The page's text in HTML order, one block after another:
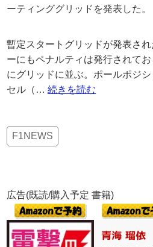
ーティンググリッドを発表した。
暫定スタートグリッドが発表さ
ーにもペナルティは発行されて
にグリッドに並ぶ。ポールポジ
セル（…続きを読む
F1NEWS
広告(既読/購入予定 書籍)